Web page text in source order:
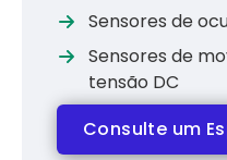
Sensores de
Sensores de
tensão DC
Consulte um